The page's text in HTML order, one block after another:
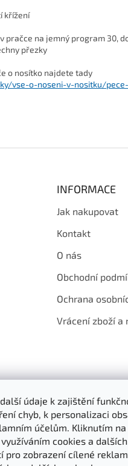
údaje k zajištění
chyb, k personalizaci
účelům. Kliknutím na
cookies a dalších
pro zobrazení cílené
křížení
pračce na jemný program 30,
přezky
o nosítko najdete tady
vse-o-noseni-v-nositku/
INFORMACE
Jak nakupovat
Kontakt
O nás
Obchodní
Ochrana
Vrácení zboží a